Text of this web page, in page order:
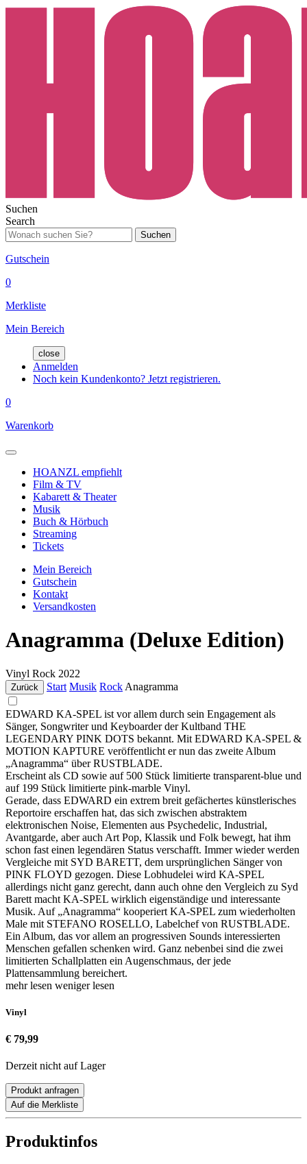
Suchen
Search
Suchen
Gutschein
0
Merkliste
Mein Bereich
close
Anmelden
Noch kein Kundenkonto? Jetzt registrieren.
0
Warenkorb
HOANZL empfiehlt
Film & TV
Kabarett & Theater
Musik
Buch & Hörbuch
Streaming
Tickets
Mein Bereich
Gutschein
Kontakt
Versandkosten
Anagramma (Deluxe Edition)
Vinyl Rock 2022
Zurück Start Musik Rock Anagramma
EDWARD KA-SPEL ist vor allem durch sein Engagement als
Sänger, Songwriter und Keyboarder der Kultband THE
LEGENDARY PINK DOTS bekannt. Mit EDWARD KA-SPEL &
MOTION KAPTURE veröffentlicht er nun das zweite Album
„Anagramma“ über RUSTBLADE.
Erscheint als CD sowie auf 500 Stück limitierte transparent-blue und
auf 199 Stück limitierte pink-marble Vinyl.
Gerade, dass EDWARD ein extrem breit gefächertes künstlerisches
Reportoire erschaffen hat, das sich zwischen abstraktem
elektronischen Noise, Elementen aus Psychedelic, Industrial,
Avantgarde, aber auch Art Pop, Klassik und Folk bewegt, hat ihm
schon fast einen legendären Status verschafft. Immer wieder werden
Vergleiche mit SYD BARETT, dem ursprünglichen Sänger von
PINK FLOYD gezogen. Diese Lobhudelei wird KA-SPEL
allerdings nicht ganz gerecht, dann auch ohne den Vergleich zu Syd
Barett macht KA-SPEL wirklich eigenständige und interessante
Musik. Auf „Anagramma“ kooperiert KA-SPEL zum wiederholten
Male mit STEFANO ROSELLO, Labelchef von RUSTBLADE.
Ein Album, das vor allem an progressiven Sounds interessierten
Menschen gefallen schenken wird. Ganz nebenbei sind die zwei
limitierten Schallplatten ein Augenschmaus, der jede
Plattensammlung bereichert.
mehr lesen weniger lesen
Vinyl
€ 79,99
Derzeit nicht auf Lager
Produkt anfragen
Auf die Merkliste
Produktinfos